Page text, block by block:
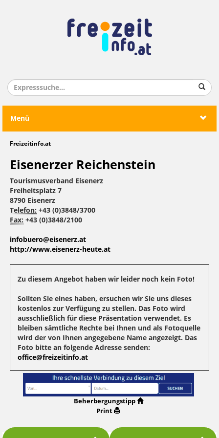
Menü
Freizeitinfo.at
Eisenerzer Reichenstein
Tourismusverband Eisenerz
Freiheitsplatz 7
8790 Eisenerz
Telefon: +43 (0)3848/3700
Fax: +43 (0)3848/2100
infobuero@eisenerz.at
http://www.eisenerz-heute.at
Zu diesem Angebot haben wir leider noch kein Foto!
Sollten Sie eines haben, ersuchen wir Sie uns dieses
kostenlos zur Verfügung zu stellen. Das Foto wird
ausschließlich für diese Präsentation verwendet. Es
bleiben sämtliche Rechte bei Ihnen und als Fotoquelle
wird der von Ihnen angegebene Name angezeigt. Das
Foto bitte an folgende Adresse senden:
office@freizeitinfo.at
Beherbergungstipp
Print